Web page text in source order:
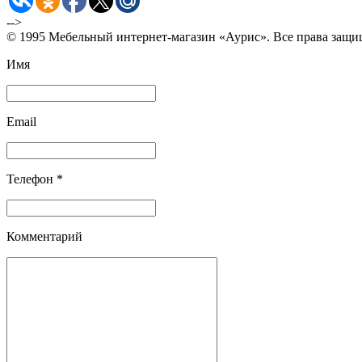
-->
© 1995 Мебельный интернет-магазин «Аурис». Все права
Имя
Email
Телефон *
Комментарий